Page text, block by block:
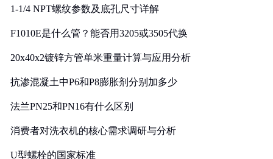
1-1/4 NPT螺纹参数及底孔尺寸详解
F1010E是什么管？能否用3205或3505代换
20x40x2镀锌方管单米重量计算与应用分析
抗渗混凝土中P6和P8膨胀剂分别加多少
法兰PN25和PN16有什么区别
消费者对洗衣机的核心需求调研与分析
U型螺栓的国家标准